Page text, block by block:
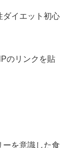
ダイエット初心
のリンクを貼
を意識した食